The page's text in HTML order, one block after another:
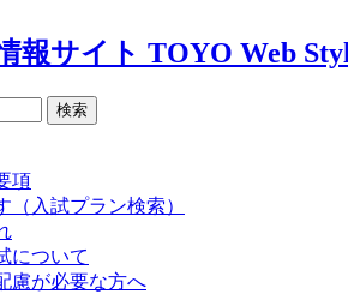
報サイト TOYO Web
検索
項
（入試プラン検索）
について
慮が必要な方へ